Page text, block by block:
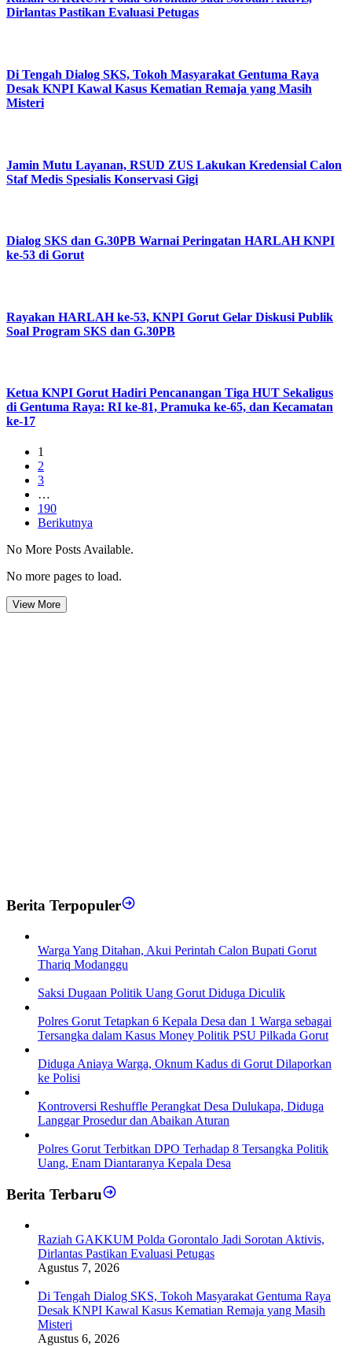
Dirlantas Pastikan Evaluasi Petugas
Di Tengah Dialog SKS, Tokoh Masyarakat Gentuma Raya
Desak KNPI Kawal Kasus Kematian Remaja yang Masih
Misteri
Jamin Mutu Layanan, RSUD ZUS Lakukan Kredensial Calon
Staf Medis Spesialis Konservasi Gigi
Dialog SKS dan G.30PB Warnai Peringatan HARLAH KNPI
ke-53 di Gorut
Rayakan HARLAH ke-53, KNPI Gorut Gelar Diskusi Publik
Soal Program SKS dan G.30PB
Ketua KNPI Gorut Hadiri Pencanangan Tiga HUT Sekaligus
di Gentuma Raya: RI ke-81, Pramuka ke-65, dan Kecamatan
ke-17
1
2
3
…
190
Berikutnya
No More Posts Available.
No more pages to load.
View More
Berita Terpopuler
Warga Yang Ditahan, Akui Perintah Calon Bupati Gorut
Thariq Modanggu
Saksi Dugaan Politik Uang Gorut Diduga Diculik
Polres Gorut Tetapkan 6 Kepala Desa dan 1 Warga sebagai
Tersangka dalam Kasus Money Politik PSU Pilkada Gorut
Diduga Aniaya Warga, Oknum Kadus di Gorut Dilaporkan
ke Polisi
Kontroversi Reshuffle Perangkat Desa Dulukapa, Diduga
Langgar Prosedur dan Abaikan Aturan
Polres Gorut Terbitkan DPO Terhadap 8 Tersangka Politik
Uang, Enam Diantaranya Kepala Desa
Berita Terbaru
Raziah GAKKUM Polda Gorontalo Jadi Sorotan Aktivis,
Dirlantas Pastikan Evaluasi Petugas
Agustus 7, 2026
Di Tengah Dialog SKS, Tokoh Masyarakat Gentuma Raya
Desak KNPI Kawal Kasus Kematian Remaja yang Masih
Misteri
Agustus 6, 2026